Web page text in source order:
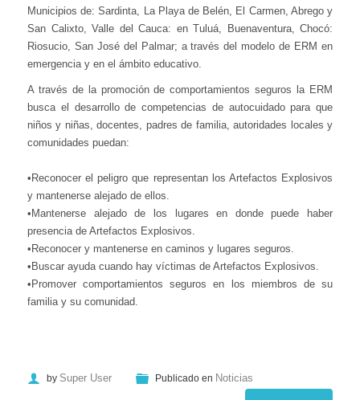
Municipios de: Sardinta, La Playa de Belén, El Carmen, Abrego y
San Calixto, Valle del Cauca: en Tuluá, Buenaventura, Chocó:
Riosucio, San José del Palmar; a través del modelo de ERM en
emergencia y en el ámbito educativo.
A través de la promoción de comportamientos seguros la ERM
busca el desarrollo de competencias de autocuidado para que
niños y niñas, docentes, padres de familia, autoridades locales y
comunidades puedan:
•Reconocer el peligro que representan los Artefactos Explosivos
y mantenerse alejado de ellos.
•Mantenerse alejado de los lugares en donde puede haber
presencia de Artefactos Explosivos.
•Reconocer y mantenerse en caminos y lugares seguros.
•Buscar ayuda cuando hay víctimas de Artefactos Explosivos.
•Promover comportamientos seguros en los miembros de su
familia y su comunidad.
by Super User Publicado en Noticias